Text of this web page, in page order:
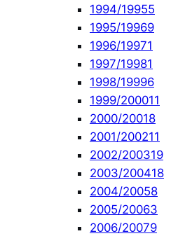
1994/19955
1995/19969
1996/19971
1997/19981
1998/19996
1999/200011
2000/20018
2001/200211
2002/200319
2003/200418
2004/20058
2005/20063
2006/20079